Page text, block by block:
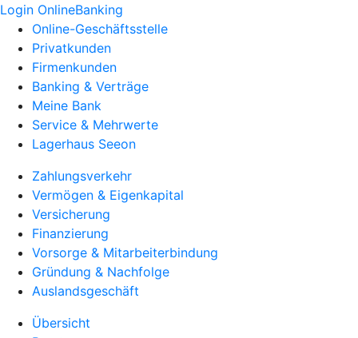
Login OnlineBanking
Online-Geschäftsstelle
Privatkunden
Firmenkunden
Banking & Verträge
Meine Bank
Service & Mehrwerte
Lagerhaus Seeon
Zahlungsverkehr
Vermögen & Eigenkapital
Versicherung
Finanzierung
Vorsorge & Mitarbeiterbindung
Gründung & Nachfolge
Auslandsgeschäft
Übersicht